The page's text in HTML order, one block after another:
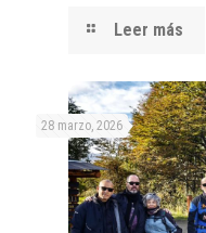
Leer más
28 marzo, 2026